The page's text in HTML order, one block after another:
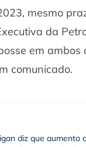
mesmo
da
em ambos
comunicado.
diz que aumento